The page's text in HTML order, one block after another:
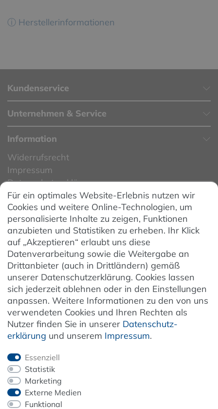
ⓘ Herstellerinformationen
Kundenservice
Unternehmen & Service
Information
Widerrufsrecht
Impressum
Datenschutzerklärung
Datenschutzeinstellungen
AGB
Barrierefreiheit
Hinweise zur Batterieentsorgung
Entsorgung von Elektro-Altgeräten
Vertrag widerrufen
Newsletter
Jetzt anmelden
ZAHLUNG & VERSAND
Für ein optimales Website-Erlebnis nutzen wir
Cookies und weitere Online-Technologien, um
personalisierte Inhalte zu zeigen, Funktionen
anzubieten und Statistiken zu erheben. Ihr Klick
auf „Akzeptieren“ erlaubt uns diese
Datenverarbeitung sowie die Weitergabe an
Drittanbieter (auch in Drittländern) gemäß
unserer Datenschutzerklärung. Cookies lassen
sich jederzeit ablehnen oder in den Einstellungen
anpassen. Weitere Informationen zu den von uns
verwendeten Cookies und Ihren Rechten als
Nutzer finden Sie in unserer Daten­schutz­
erklärung und unserem Impressum.
Essenziell
Statistik
Marketing
Externe Medien
Funktional